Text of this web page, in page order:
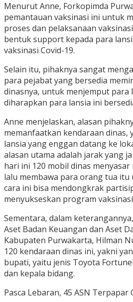
Menurut Anne, Forkopimda
pemantauan vaksinasi ini untuk
proses dan pelaksanaan
bentuk support kepada para
vaksinasi Covid-19.
Selain itu, pihaknya sangat
para pejabat yang bersedia
dinasnya, untuk menjemput para
diharapkan para lansia ini
Anne menjelaskan, alasan
memanfaatkan kendaraan dinas,
lansia yang enggan datang ke
alasan utama adalah jarak yang
hari ini 120 mobil dinas
lalu membawa para orang tua itu
cara ini bisa mendongkrak
menyukseskan program vaksinasi
Sementara, dalam
Aset Badan Keuangan dan Aset
Kabupaten Purwakarta, Hilman
120 kendaraan dinas ini, yakni
bupati, yaitu jenis Toyota
dan kepala bidang.
Pasca Lebaran, 45 ASN Terpapar